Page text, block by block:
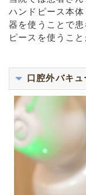
ハンドピース本
器を使うことで
ピースを使うこと
口腔外バキュ